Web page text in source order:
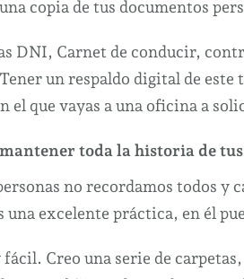
copia de tus documentos
DNI, Carnet de conducir,
un respaldo digital de
el que vayas a una oficina a
toda la historia de
no recordamos todos y
una excelente práctica, en él
Creo una serie de